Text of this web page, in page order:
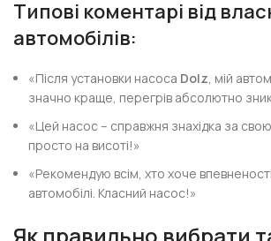
Типові коментарі від
автомобілів:
«Після установки насоса Dolz, мій
значно краще, перегрів абсолютно
«Цей насос – справжня знахідка за свою
просто на висоті!»
«Рекомендую всім, хто хоче
автомобілі. Класний насос!»